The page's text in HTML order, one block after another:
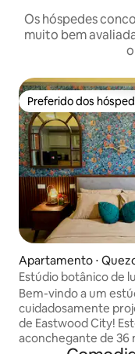
Os hóspedes
muito bem
Preferido dos
Preferido dos
Apartamento ⋅
Estúdio botânico de
designer + vista da
Bem-vindo a um
cuidadosamente
de Eastwood City! Este espaço
aconchegante de 36